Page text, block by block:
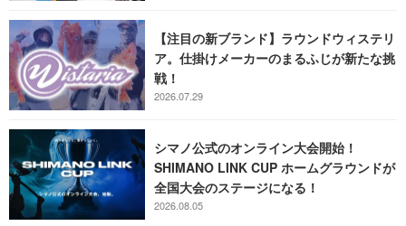
【注目の新ブランド】ラウンドウィステリ
ア。仕掛けメーカーのまるふじが新たな挑
戦！
2026.07.29
シマノ公式のオンライン大会開始！
SHIMANO LINK CUP ホームグラウンドが
全国大会のステージになる！
2026.08.05